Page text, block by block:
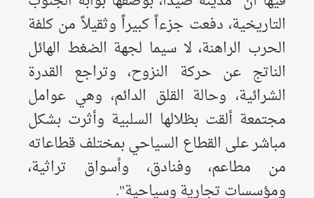
التاريخية، دفعت جزءاً كبيراً وثقيلاً من كلفة
الحرب الراهنة، لا سيما لجهة الضغط الهائل
الناتج عن حركة النزوح، وتراجع القدرة
الشرائية، وحالة القلق الدائم، وهي عوامل
مجتمعة ألقت بظلالها السلبية وأثرت بشكل
مباشر على القطاع السياحي بمختلف قطاعاته
من مطاعم، وفنادق، وأسواق تراثية،
ومؤسسات تجارية وسياحية".